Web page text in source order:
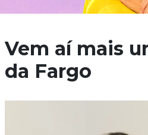
Vem aí mais
da Fargo